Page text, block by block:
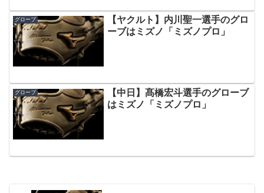
グローブ
【ヤクルト】内川聖一選手のグロ
ーブはミズノ「ミズノプロ」
グローブ
【中日】髙橋宏斗選手のグローブ
はミズノ「ミズノプロ」